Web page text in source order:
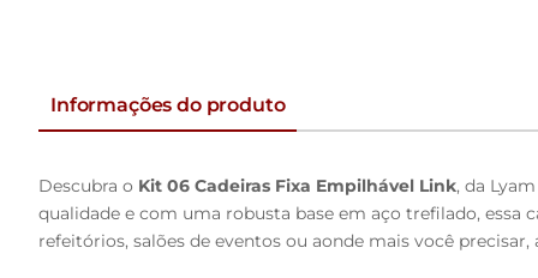
Informações do produto
Descubra o Kit 06 Cadeiras Fixa Empilhável Link, da
qualidade e com uma robusta base em aço trefilado, essa
refeitórios, salões de eventos ou aonde mais você